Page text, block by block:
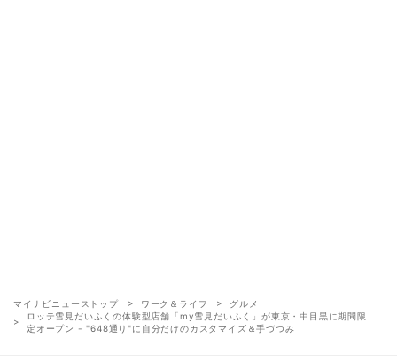
マイナビニューストップ ワーク＆ライフ
グルメ
ロッテ雪見だいふくの体験型店舗「my雪見だいふく」が東京・中目黒に期間限
定オープン - "648通り"に自分だけのカスタマイズ＆手づつみ